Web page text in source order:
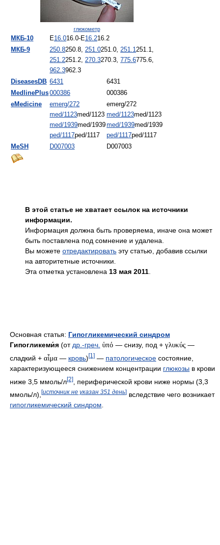
глюкометр
МКБ-10 E16.016.0-E16.216.2
МКБ-9
250.8250.8, 251.0251.0, 251.1251.1,
251.2251.2, 270.3270.3, 775.6775.6,
962.3962.3
DiseasesDB 6431
6431
MedlinePlus000386
000386
eMedicine
emerg/272
med/1123med/1123
med/1939med/1939
ped/1117ped/1117
emerg/272
med/1123med/1123
med/1939med/1939
ped/1117ped/1117
MeSH
D007003 D007003
В этой статье не хватает ссылок на источники
информации.
Информация должна быть проверяема, иначе она может
быть поставлена под сомнение и удалена.
Вы можете отредактировать эту статью, добавив ссылки
на авторитетные источники.
Эта отметка установлена 13 мая 2011
Основная статья: Гипогликемический синдром
Гипогликеми́я (от др.-греч. ὑπό — снизу, под + γλυκύς —
сладкий + αἷμα — кровь)[1] — патологическое состояние,
характеризующееся снижением концентрации глюкозы в крови
ниже 3,5 ммоль/л[2]
, периферической крови ниже нормы (3,3
ммоль/л), [источник не указан 351 день] вследствие чего возникает
гипогликемический синдром